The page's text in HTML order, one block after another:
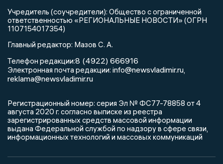
Учредитель (соучредители): Общество с ограниченной
ответственностью «РЕГИОНАЛЬНЫЕ НОВОСТИ» (ОГРН
1107154017354)
Главный редактор: Мазов С. А.
Телефон редакции:8 (4922) 666916
Электронная почта редакции: info@newsvladimir.ru
reklama@newsvladimir.ru
Регистрационный номер: серия Эл № ФС77-78858 от 4
августа 2020 г. согласно выписке из реестра
зарегистрированных средств массовой информации
выдана Федеральной службой по надзору в сфере связи,
информационных технологий и массовых коммуникаций